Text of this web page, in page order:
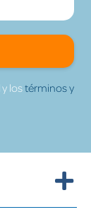
y lostérminos y